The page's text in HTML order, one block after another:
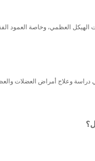
الهيكل العظمي، وخاصة العمود
دراسة وعلاج أمراض العضلات